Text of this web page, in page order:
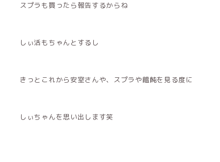
スプラも買ったら報告するからね
しぃ活もちゃんとするし
きっとこれから安室さんや、スプラや饂飩を見る度に
しぃちゃんを思い出します笑